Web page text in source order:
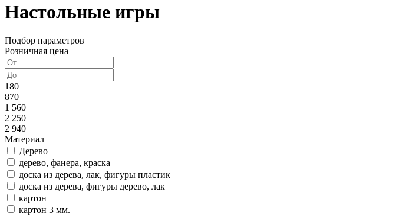
Настольные игры
Подбор параметров
Розничная цена
180
870
1 560
2 250
2 940
Материал
Дерево
дерево, фанера, краска
доска из дерева, лак, фигуры пластик
доска из дерева, фигуры дерево, лак
картон
картон 3 мм.